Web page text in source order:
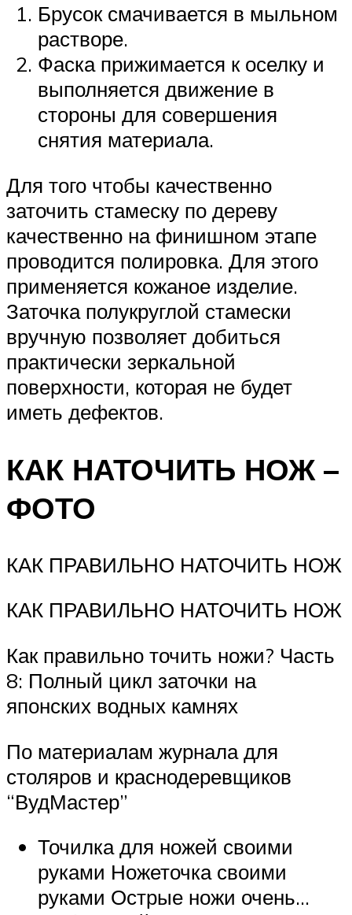
Брусок смачивается в мыльном
растворе.
Фаска прижимается к оселку и
выполняется движение в
стороны для совершения
снятия материала.
Для того чтобы качественно
заточить стамеску по дереву
качественно на финишном этапе
проводится полировка. Для этого
применяется кожаное изделие.
Заточка полукруглой стамески
вручную позволяет добиться
практически зеркальной
поверхности, которая не будет
иметь дефектов.
КАК НАТОЧИТЬ НОЖ –
ФОТО
КАК ПРАВИЛЬНО НАТОЧИТЬ НОЖ
КАК ПРАВИЛЬНО НАТОЧИТЬ НОЖ
Как правильно точить ножи? Часть
8: Полный цикл заточки на
японских водных камнях
По материалам журнала для
столяров и краснодеревщиков
“ВудМастер”
Точилка для ножей своими
руками Ножеточка своими
руками Острые ножи очень…